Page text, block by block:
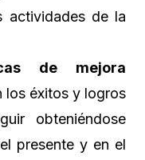
actividades de la
de mejora
los éxitos y logros
obteniéndose
presente y en el